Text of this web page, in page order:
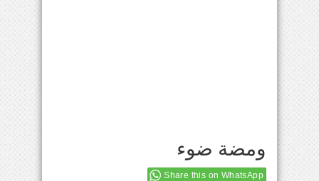
ومضة ضوء
Share this on WhatsApp